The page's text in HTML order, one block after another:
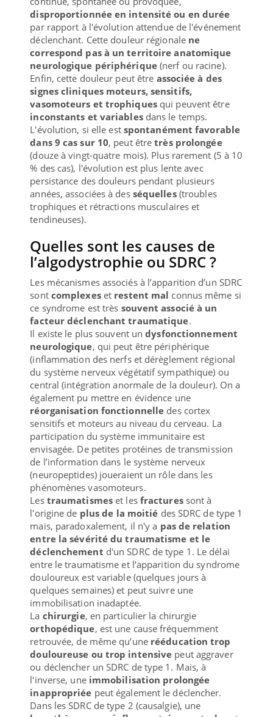
disproportionnée en intensité ou en durée
par rapport à l'évolution attendue de l'événement
déclenchant. Cette douleur régionale ne
correspond pas à un territoire anatomique
neurologique périphérique(nerf ou racine).
Enfin, cette douleur peut être associée à des
signes cliniques moteurs, sensitifs,
vasomoteurs et trophiquesqui peuvent être
inconstants et variablesdans le temps.
L'évolution, si elle est spontanément favorable
dans 9 cas sur 10, peut êtretrès prolongée
(douze à vingt-quatre mois). Plus rarement (5 à 10
% des cas), l'évolution est plus lente avec
persistance des douleurs pendant plusieurs
années, associées à des séquelles(troubles
trophiques et rétractions musculaires et
tendineuses).
Quelles sont les causes de
l’algodystrophie ou SDRC ?
Les mécanismes associés à l’apparition d’un SDRC
sont complexeset restent mal connus même si
ce syndrome est très souvent associé à un
facteur déclenchant traumatique.
Il existe le plus souvent undysfonctionnement
neurologique, qui peut être périphérique
(inflammation des nerfs et dérèglement régional
du système nerveux végétatif sympathique) ou
central (intégration anormale de la douleur). On a
également pu mettre en évidence une
réorganisation fonctionnelle des cortex
sensitifs et moteurs au niveau du cerveau. La
participation du système immunitaire est
envisagée. De petites protéines de transmission
de l’information dans le système nerveux
(neuropeptides) joueraient un rôle dans les
phénomènes vasomoteurs.
Les traumatismes et les fracturessont à
l'origine de plus de la moitié des SDRC de type 1
mais, paradoxalement, il n'y a pas de relation
entre la sévérité du traumatisme et le
déclenchement d'un SDRC de type 1. Le délai
entre le traumatisme et l’apparition du syndrome
douloureux est variable (quelques jours à
quelques semaines) et peut suivre une
immobilisation inadaptée.
La chirurgie, en particulier la chirurgie
orthopédique, est une cause fréquemment
retrouvée, de même qu’une rééducation trop
douloureuse ou trop intensive peut aggraver
ou déclencher un SDRC de type 1. Mais, à
l'inverse, une immobilisation prolongée
inappropriée peut également le déclencher.
Dans les SDRC de type 2 (causalgie), une